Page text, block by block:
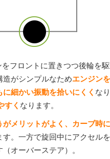
フロントに置きつつ後輪を
がシンプルなためエンジン
細かい振動を拾いにくく な
すく なります。
メリットがよく、カーブ時
す。一方で旋回中にアクセル
オーバーステア）。